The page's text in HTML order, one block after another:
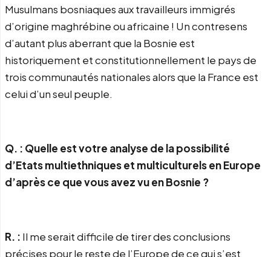
Musulmans bosniaques aux travailleurs immigrés
d’origine maghrébine ou africaine ! Un contresens
d’autant plus aberrant que la Bosnie est
historiquement et constitutionnellement le pays de
trois communautés nationales alors que la France est
celui d’un seul peuple.
Q. : Quelle est votre analyse de la possibilité
d’Etats multiethniques et multiculturels en Europe
d’après ce que vous avez vu en Bosnie ?
R. : Il me serait difficile de tirer des conclusions
précises pour le reste de l’Europe de ce qui s’est